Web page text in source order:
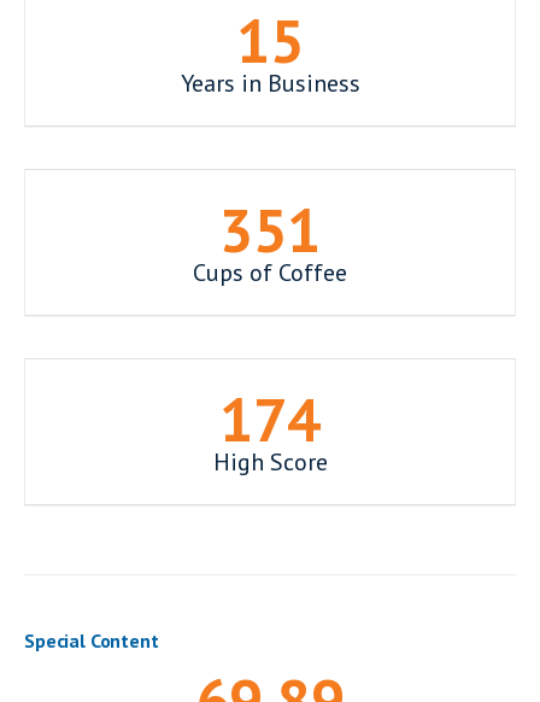
15
Years in Business
352
Cups of Coffee
177
High Score
Special Content